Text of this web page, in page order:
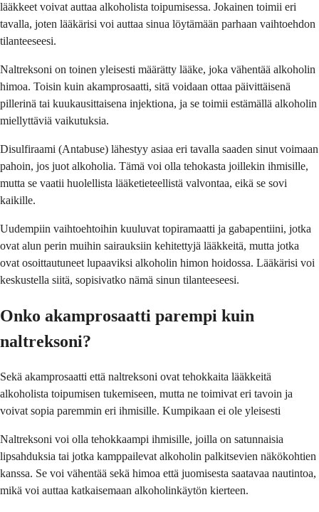
lääkkeet voivat auttaa alkoholista toipumisessa. Jokainen toimii eri
tavalla, joten lääkärisi voi auttaa sinua löytämään parhaan vaihtoehdon
tilanteeseesi.
Naltreksoni on toinen yleisesti määrätty lääke, joka vähentää alkoholin
himoa. Toisin kuin akamprosaatti, sitä voidaan ottaa päivittäisenä
pillerinä tai kuukausittaisena injektiona, ja se toimii estämällä alkoholin
miellyttäviä vaikutuksia.
Disulfiraami (Antabuse) lähestyy asiaa eri tavalla saaden sinut voimaan
pahoin, jos juot alkoholia. Tämä voi olla tehokasta joillekin ihmisille,
mutta se vaatii huolellista lääketieteellistä valvontaa, eikä se sovi
kaikille.
Uudempiin vaihtoehtoihin kuuluvat topiramaatti ja gabapentiini, jotka
ovat alun perin muihin sairauksiin kehitettyjä lääkkeitä, mutta jotka
ovat osoittautuneet lupaaviksi alkoholin himon hoidossa. Lääkärisi voi
keskustella siitä, sopisivatko nämä sinun tilanteeseesi.
Onko akamprosaatti parempi kuin
naltreksoni?
Sekä akamprosaatti että naltreksoni ovat tehokkaita lääkkeitä
alkoholista toipumisen tukemiseen, mutta ne toimivat eri tavoin ja
voivat sopia paremmin eri ihmisille. Kumpikaan ei ole yleisesti
Naltreksoni voi olla tehokkaampi ihmisille, joilla on satunnaisia
lipsahduksia tai jotka kamppailevat alkoholin palkitsevien näkökohtien
kanssa. Se voi vähentää sekä himoa että juomisesta saatavaa nautintoa,
mikä voi auttaa katkaisemaan alkoholinkäytön kierteen.